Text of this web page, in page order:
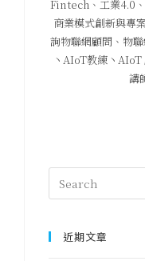
Fintech、工業4.0
商業模式創新與專
詢物聯網顧問、物
丶AIoT教練丶
講
近期文章